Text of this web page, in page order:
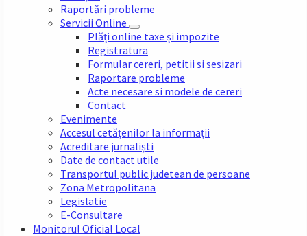
Raportări probleme
Servicii Online
Plăți online taxe și impozite
Registratura
Formular cereri, petitii si sesizari
Raportare probleme
Acte necesare si modele de cereri
Contact
Evenimente
Accesul cetățenilor la informații
Acreditare jurnaliști
Date de contact utile
Transportul public judetean de persoane
Zona Metropolitana
Legislatie
E-Consultare
Monitorul Oficial Local